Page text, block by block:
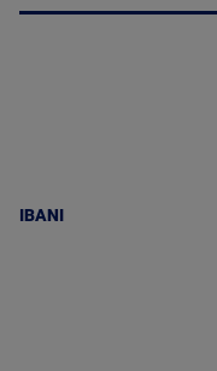
IBANI